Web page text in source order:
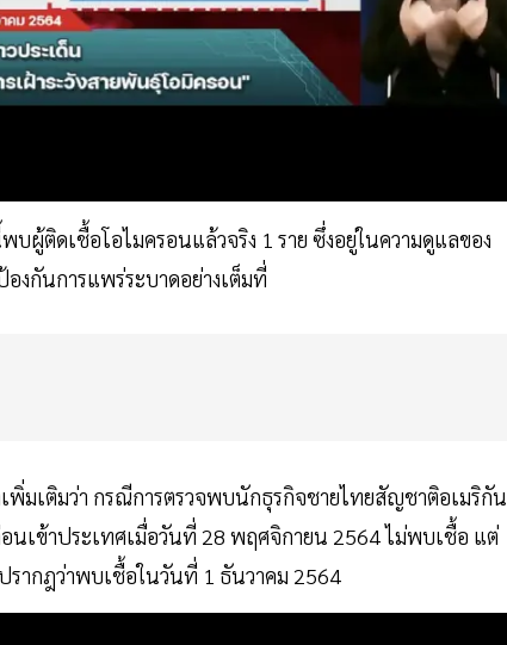
ผู้ติดเชื้อโอไมครอนแล้วจริง 1 ราย ซึ่งอยู่ในความดูแลของ
งกันการแพร่ระบาดอย่างเต็มที่
มเติมว่า กรณีการตรวจพบนักธุรกิจชายไทยสัญชาติอเมริกัน
นเข้าประเทศเมื่อวันที่ 28 พฤศจิกายน 2564 ไม่พบเชื้อ แต่
รากฎว่าพบเชื้อในวันที่ 1 ธันวาคม 2564